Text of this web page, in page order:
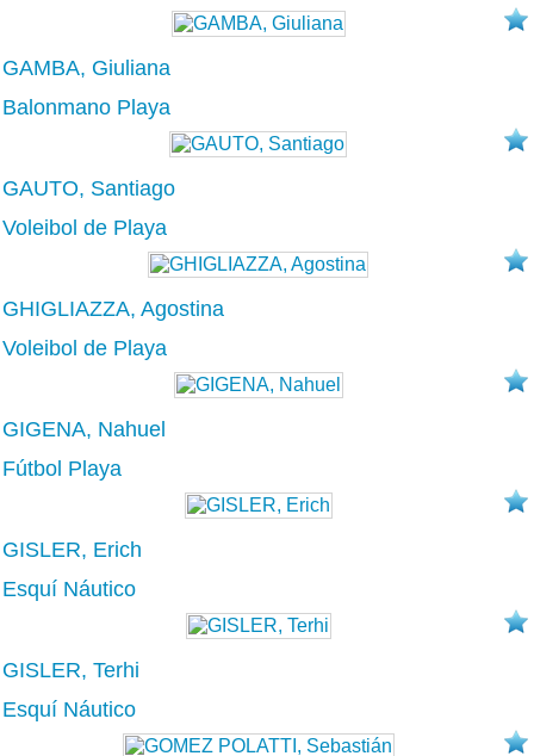
GAMBA, Giuliana
Balonmano Playa
GAUTO, Santiago
Voleibol de Playa
GHIGLIAZZA, Agostina
Voleibol de Playa
GIGENA, Nahuel
Fútbol Playa
GISLER, Erich
Esquí Náutico
GISLER, Terhi
Esquí Náutico